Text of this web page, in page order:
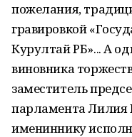
пожелания,
гравировкой
Курултай РБ»... А
виновника
заместитель
парламента Лилия
имениннику